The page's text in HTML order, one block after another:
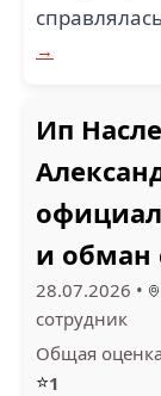
→
Ип
и обман
28.07.2026 •
сотрудник
Общая
⭐1